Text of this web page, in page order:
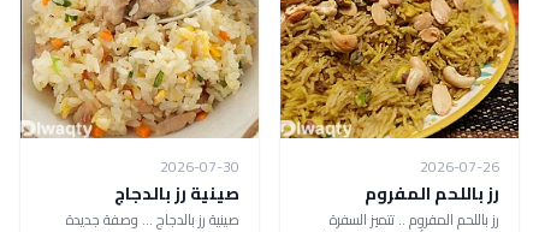
2026-07-26
رز باللحم المفروم
رز باللحم المفروم .. تتميز السفرة
2026-07-30
صينية رز بالدجاج
صينية رز بالدجاج ... وصفة جديدة